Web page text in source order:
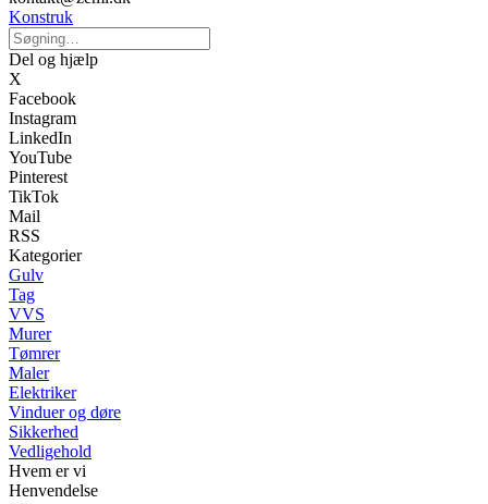
Konstruk
Del og hjælp
X
Facebook
Instagram
LinkedIn
YouTube
Pinterest
TikTok
Mail
RSS
Kategorier
Gulv
Tag
VVS
Murer
Tømrer
Maler
Elektriker
Vinduer og døre
Sikkerhed
Vedligehold
Hvem er vi
Henvendelse